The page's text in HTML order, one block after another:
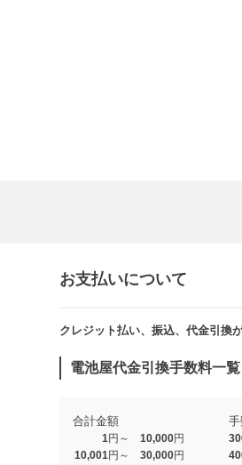
お支払いについて
クレジット払い、振込、代金引換
電池屋代金引換手数料一覧
合計金額
1円～ 10,000円
10,001円～ 30,000円